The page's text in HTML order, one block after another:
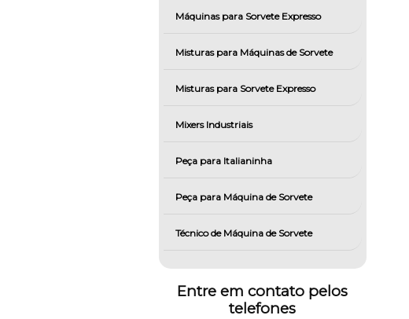
Máquinas para Sorvete Expresso
Misturas para Máquinas de Sorvete
Misturas para Sorvete Expresso
Mixers Industriais
Peça para Italianinha
Peça para Máquina de Sorvete
Técnico de Máquina de Sorvete
Entre em contato pelos
telefones